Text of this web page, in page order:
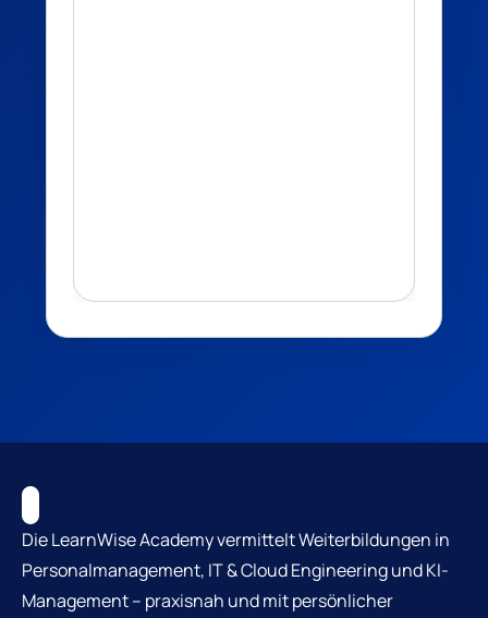
Die LearnWise Academy vermittelt Weiterbildungen in
Personalmanagement, IT & Cloud Engineering und KI-
Management – praxisnah und mit persönlicher